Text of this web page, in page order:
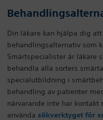
Din läkare kan hjälpa dig
behandlingsalternativ som
Smärtspecialister är läkare
behandla alla sorters
specialutbildning i
behandling av patienter
närvarande inte har
använda sökverktyget för